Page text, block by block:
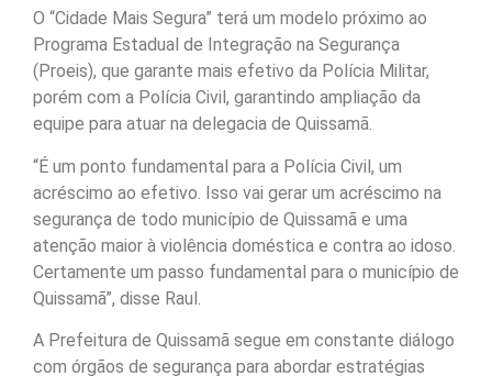
O “Cidade Mais Segura” terá um modelo próximo ao
Programa Estadual de Integração na Segurança
(Proeis), que garante mais efetivo da Polícia Militar,
porém com a Polícia Civil, garantindo ampliação da
equipe para atuar na delegacia de Quissamã.
“É um ponto fundamental para a Polícia Civil, um
acréscimo ao efetivo. Isso vai gerar um acréscimo na
segurança de todo município de Quissamã e uma
atenção maior à violência doméstica e contra ao idoso.
Certamente um passo fundamental para o município de
Quissamã”, disse Raul.
A Prefeitura de Quissamã segue em constante diálogo
com órgãos de segurança para abordar estratégias